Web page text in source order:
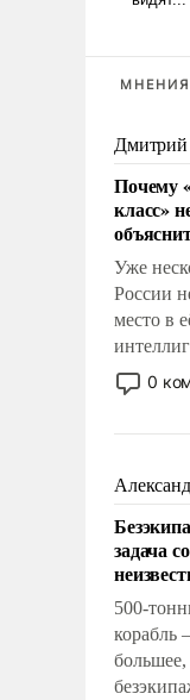
МНЕНИЯ
Дмитрий
Почему
класс»
Уже
России
место в
чем она
решены
нет, не
0
задача
500-
корабль